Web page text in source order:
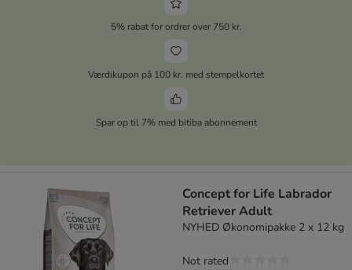
5% rabat for ordrer over 750 kr.
Værdikupon på 100 kr. med stempelkortet
Spar op til 7% med bitiba abonnement
Concept for Life Labrador
Retriever Adult
NYHED Økonomipakke 2 x 12 kg
Not rated